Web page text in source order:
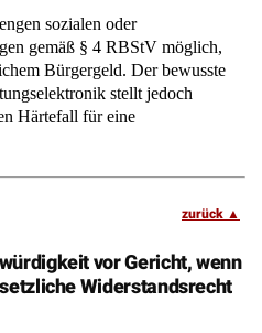
sozialen oder
gemäß § 4 RBStV möglich,
Bürgergeld. Der bewusste
stellt jedoch
Härtefall für eine
zurück
vor Gericht, wenn
Widerstandsrecht